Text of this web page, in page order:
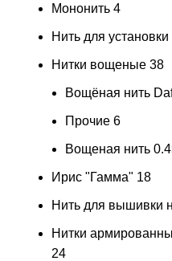
Мононить 4
Нить для установки
Нитки вощеные 38
Вощёная нить
Прочие 6
Вощеная нить
Ирис "Гамма" 18
Нить для вышивки
Нитки
24